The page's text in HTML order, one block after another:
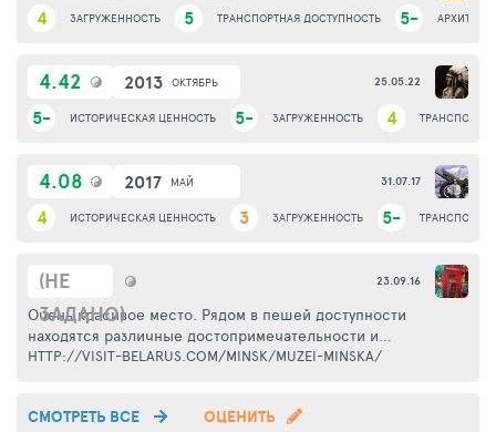
4 ЗАГРУЖЕННОСТЬ 5 ТРАНСПОРТНАЯ ДОСТУПНОСТЬ 5-
4.42
5- ИСТОРИЧЕСКАЯ ЦЕННОСТЬ 5- ЗАГРУЖЕННОСТЬ 4
2013 ОКТЯБРЬ 25.05.22
4.08
4 ИСТОРИЧЕСКАЯ ЦЕННОСТЬ 3 ЗАГРУЖЕННОСТЬ 5-
2017 МАЙ 31.07.17
(НЕ
ЗАДАНО)
Очень красивое место. Рядом в пешей доступности
находятся различные достопримечательности и
интересные для туристов места. Очень интересна история
играет великолепный орган. Даже если вы не любитель
HTTP://VISIT-BELARUS.COM/MINSK/MUZEI-MINSKA/
23.09.16
СМОТРЕТЬ ВСЕ ОЦЕНИТЬ